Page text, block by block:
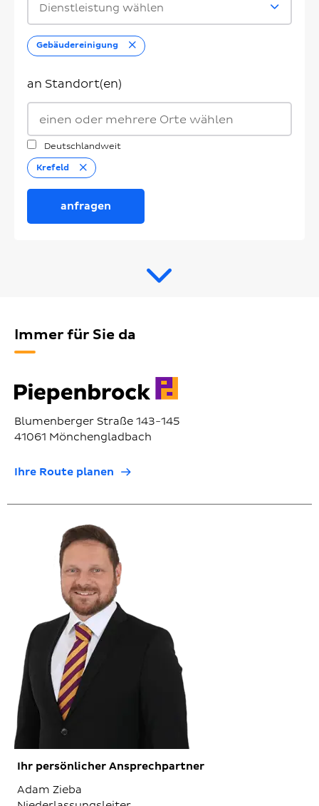
Dienstleistung wählen
Gebäudereinigung Entfernen
an Standort(en)
Deutschlandweit
Krefeld
Entfernen
anfragen
Immer für Sie da
Blumenberger Straße 143-145
41061 Mönchengladbach
Ihre Route planen
Ihr persönlicher Ansprechpartner
Adam Zieba